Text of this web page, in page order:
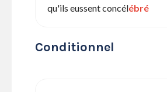
qu'ils eussent concélébré
Conditionnel